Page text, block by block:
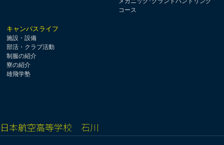
コース
キャンパスライフ
施設・設備
部活・クラブ活動
制服の紹介
寮の紹介
雄飛学塾
日本航空高等学校 石川